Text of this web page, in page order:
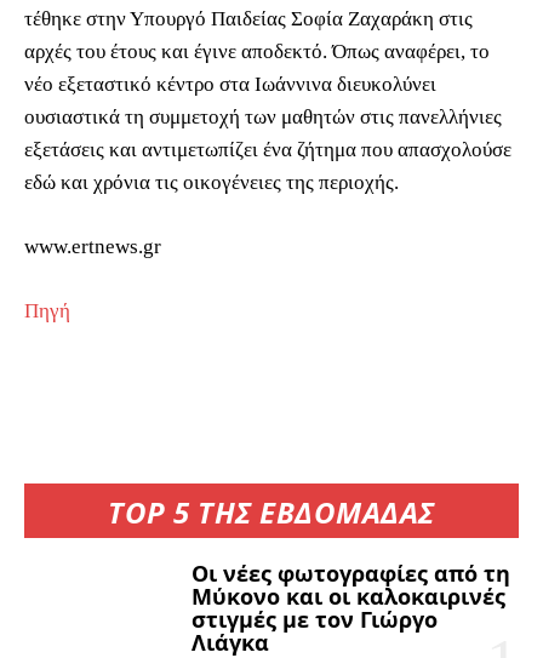
TOP 5 ΤΗΣ ΕΒΔΟΜΑΔΑΣ
Οι νέες φωτογραφίες από τη
Μύκονο και οι καλοκαιρινές
στιγμές με τον Γιώργο
Λιάγκα
τέθηκε στην Υπουργό Παιδείας Σοφία Ζαχαράκη στις
αρχές του έτους και έγινε αποδεκτό. Όπως αναφέρει, το
νέο εξεταστικό κέντρο στα Ιωάννινα διευκολύνει
ουσιαστικά τη συμμετοχή των μαθητών στις πανελλήνιες
εξετάσεις και αντιμετωπίζει ένα ζήτημα που απασχολούσε
εδώ και χρόνια τις οικογένειες της περιοχής.
www.ertnews.gr
Πηγή